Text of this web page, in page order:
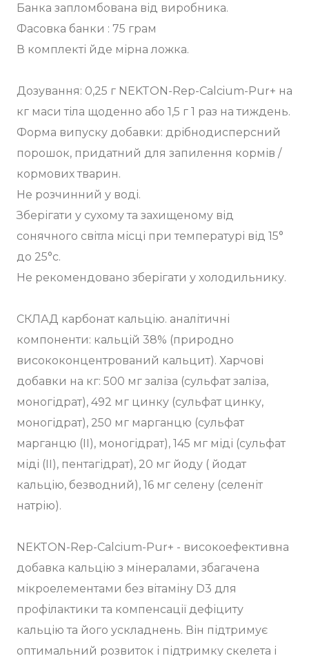
Банка запломбована від виробника.
Фасовка банки : 75 грам
В комплекті йде мірна ложка.
Дозування: 0,25 г NEKTON-Rep-Calcium-Pur+ на
кг маси тіла щоденно або 1,5 г 1 раз на тиждень.
Форма випуску добавки: дрібнодисперсний
порошок, придатний для запилення кормів /
кормових тварин.
Не розчинний у воді.
Зберігати у сухому та захищеному від
сонячного світла місці при температурі від 15°
до 25°c.
Не рекомендовано зберігати у холодильнику.
СКЛАД карбонат кальцію. аналітичні
компоненти: кальцій 38% (природно
висококонцентрований кальцит). Харчові
добавки на кг: 500 мг заліза (сульфат заліза,
моногідрат), 492 мг цинку (сульфат цинку,
моногідрат), 250 мг марганцю (сульфат
марганцю (II), моногідрат), 145 мг міді (сульфат
міді (II), пентагідрат), 20 мг йоду ( йодат
кальцію, безводний), 16 мг селену (селеніт
натрію).
NEKTON-Rep-Calcium-Pur+ - високоефективна
добавка кальцію з мінералами, збагачена
мікроелементами без вітаміну D3 для
профілактики та компенсації дефіциту
кальцію та його ускладнень. Він підтримує
оптимальний розвиток і підтримку скелета і